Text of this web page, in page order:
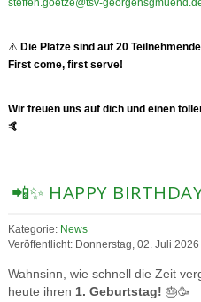
⚠️ Die Plätze sind auf 20
First come, first serve!
Wir freuen uns auf dich und einen
🤙
📲✨ HAPPY
Kategorie: News
Veröffentlicht: Donnerstag, 02. Juli 2026
Wahnsinn, wie schnell die Zeit
heute ihren 1. Geburtstag! 🎂🥳